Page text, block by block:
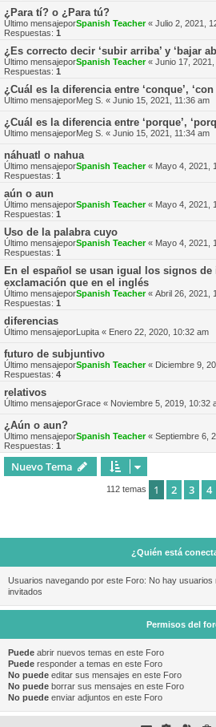
¿Para tí? o ¿Para tú?
Último mensajeporSpanish Teacher« Julio 2, 2021,
Respuestas: 1
¿Es correcto decir ‘subir arriba’ y ‘bajar
Último mensajeporSpanish Teacher« Junio 17,
Respuestas: 1
¿Cuál es la diferencia entre ‘conque’, ‘con
Último mensajeporMeg S. « Junio 15, 2021, 11:36 am
¿Cuál es la diferencia entre ‘porque’,
Último mensajeporMeg S. « Junio 15, 2021, 11:34 am
náhuatl o nahua
Último mensajeporSpanish Teacher« Mayo 4, 2021,
Respuestas: 1
aún o aun
Último mensajeporSpanish Teacher« Mayo 4, 2021,
Respuestas: 1
Uso de la palabra cuyo
Último mensajeporSpanish Teacher« Mayo 4, 2021,
Respuestas: 1
En el español se usan igual los signos
exclamación que en el inglés
Último mensajeporSpanish Teacher« Abril 26, 2021,
Respuestas: 1
diferencias
Último mensajeporLupita « Enero 22, 2020, 10:32 am
futuro de subjuntivo
Último mensajeporSpanish Teacher« Diciembre 9,
Respuestas: 4
relativos
Último mensajeporGrace « Noviembre 5, 2019, 10:32
¿Aún o aun?
Último mensajeporSpanish Teacher« Septiembre 6,
Respuestas: 1
Nuevo Tema
112 temas 1 2 3 4
¿Quién está
Usuarios navegando por este Foro: No hay
invitados
Permisos del
Puede abrir nuevos temas en este Foro
Puede responder a temas en este Foro
No puede editar sus mensajes en este Foro
No puede borrar sus mensajes en este Foro
No puede enviar adjuntos en este Foro